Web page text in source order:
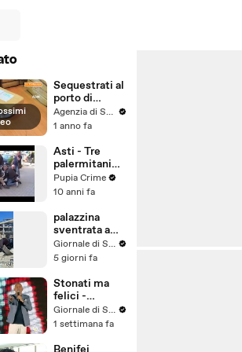
Sequestrati al
porto di
Genova 240
chili di
Agenzia di Stampa ITALPRESS
1 anno fa
Asti - Tre
palermitani
rapinano
ufficio
"in diretta"
(19.04.16)
Pupia Crime
10 anni fa
palazzina
sventrata a
Messina,
nuovo video
Giornale di Sicilia
5 giorni fa
Stonati ma
felici -
Puntata 15Giornale di Sicilia
1 settimana fa